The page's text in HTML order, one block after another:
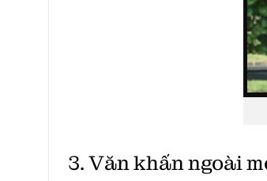
3.Văn khấn ngoài